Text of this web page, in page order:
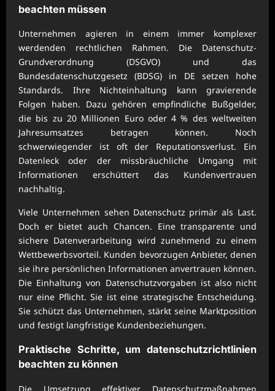
beachten müssen
Unternehmen agieren in einem immer komplexer
werdenden rechtlichen Rahmen. Die Datenschutz-
Grundverordnung (DSGVO) und das
Bundesdatenschutzgesetz (BDSG) in DE setzen hohe
Standards. Ihre Nichteinhaltung kann gravierende
Folgen haben. Dazu gehören empfindliche Bußgelder,
die bis zu 20 Millionen Euro oder 4 % des weltweiten
Jahresumsatzes betragen können. Noch
schwerwiegender ist oft der Reputationsverlust. Ein
Datenleck oder der missbräuchliche Umgang mit
Informationen erschüttert das Kundenvertrauen
nachhaltig.
Viele Unternehmen sehen Datenschutz primär als Last.
Doch er bietet auch Chancen. Eine transparente und
sichere Datenverarbeitung wird zunehmend zu einem
Wettbewerbsvorteil. Kunden bevorzugen Anbieter, denen
sie ihre persönlichen Informationen anvertrauen können.
Die Einhaltung von Datenschutzvorgaben ist also nicht
nur eine Pflicht. Sie ist eine strategische Entscheidung.
Sie schützt das Unternehmen, stärkt seine Marktposition
und festigt langfristige Kundenbeziehungen.
Praktische Schritte, um datenschutzrichtlinien
beachten zu können